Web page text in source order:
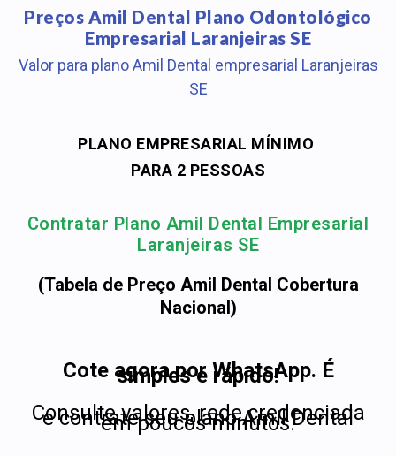
Preços Amil Dental Plano Odontológico
Empresarial Laranjeiras SE
Valor para plano Amil Dental empresarial Laranjeiras
SE
PLANO EMPRESARIAL MÍNIMO
PARA 2 PESSOAS
Contratar Plano Amil Dental Empresarial
Laranjeiras SE
(Tabela de Preço Amil Dental Cobertura
Nacional)
Cote agora por WhatsApp. É
simples e rápido!
Consulte valores, rede credenciada
e contrate seu plano Amil Dental
em poucos minutos.